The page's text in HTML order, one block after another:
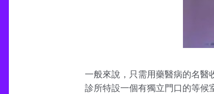
一般來說，只需用藥醫病的名醫
診所特設一個有獨立門口的等候